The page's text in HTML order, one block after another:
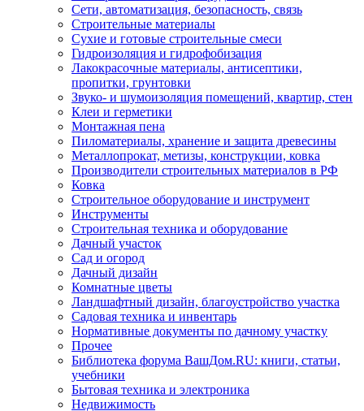
Сети, автоматизация, безопасность, связь
Строительные материалы
Сухие и готовые строительные смеси
Гидроизоляция и гидрофобизация
Лакокрасочные материалы, антисептики,
пропитки, грунтовки
Звуко- и шумоизоляция помещений, квартир, стен
Клеи и герметики
Монтажная пена
Пиломатериалы, хранение и защита древесины
Металлопрокат, метизы, конструкции, ковка
Производители строительных материалов в РФ
Ковка
Строительное оборудование и инструмент
Инструменты
Строительная техника и оборудование
Дачный участок
Сад и огород
Дачный дизайн
Комнатные цветы
Ландшафтный дизайн, благоустройство участка
Садовая техника и инвентарь
Нормативные документы по дачному участку
Прочее
Библиотека форума ВашДом.RU: книги, статьи,
учебники
Бытовая техника и электроника
Недвижимость